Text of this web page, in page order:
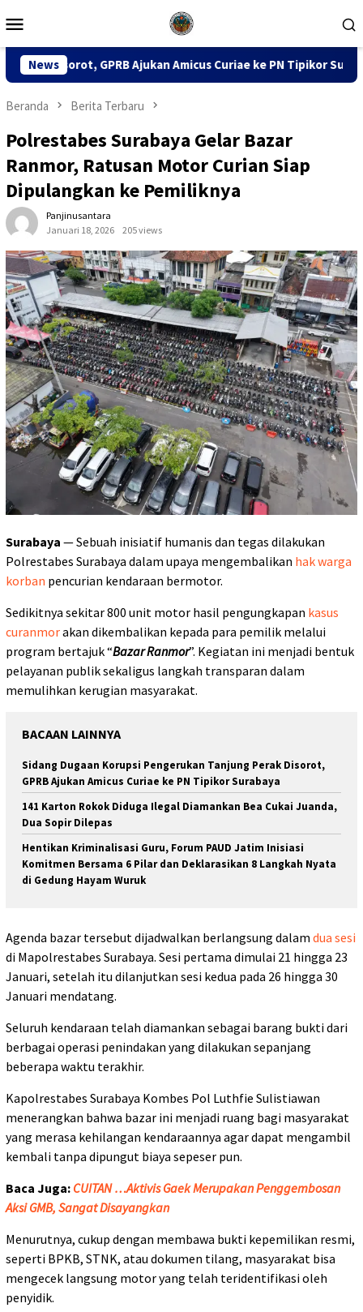
ke
Mobile
News
Amicus Curiae ke PN Tipikor Surabaya 141 Karton
Beranda Berita Terbaru
Polrestabes Surabaya Gelar Bazar
Ranmor, Ratusan Motor Curian Siap
Dipulangkan ke Pemiliknya
Panjinusantara
Januari 18, 2026
205 views
Surabaya — Sebuah inisiatif humanis dan tegas dilakukan
Polrestabes Surabaya dalam upaya mengembalikan hak warga
korban pencurian kendaraan bermotor.
Sedikitnya sekitar 800 unit motor hasil pengungkapan kasus
curanmorakan dikembalikan kepada para pemilik melalui
program bertajuk “Bazar Ranmor”. Kegiatan ini menjadi bentuk
pelayanan publik sekaligus langkah transparan dalam
memulihkan kerugian masyarakat.
BACAAN LAINNYA
Sidang Dugaan Korupsi Pengerukan Tanjung Perak Disorot,
GPRB Ajukan Amicus Curiae ke PN Tipikor Surabaya
141 Karton Rokok Diduga Ilegal Diamankan Bea Cukai Juanda,
Dua Sopir Dilepas
Hentikan Kriminalisasi Guru, Forum PAUD Jatim Inisiasi
Komitmen Bersama 6 Pilar dan Deklarasikan 8 Langkah Nyata
di Gedung Hayam Wuruk
Agenda bazar tersebut dijadwalkan berlangsung dalam dua sesi
di Mapolrestabes Surabaya. Sesi pertama dimulai 21 hingga 23
Januari, setelah itu dilanjutkan sesi kedua pada 26 hingga 30
Januari mendatang.
Seluruh kendaraan telah diamankan sebagai barang bukti dari
berbagai operasi penindakan yang dilakukan sepanjang
beberapa waktu terakhir.
Kapolrestabes Surabaya Kombes Pol Luthfie Sulistiawan
menerangkan bahwa bazar ini menjadi ruang bagi masyarakat
yang merasa kehilangan kendaraannya agar dapat mengambil
kembali tanpa dipungut biaya sepeser pun.
Baca Juga: CUITAN …Aktivis Gaek Merupakan Penggembosan
Aksi GMB, Sangat Disayangkan
Menurutnya, cukup dengan membawa bukti kepemilikan resmi,
seperti BPKB, STNK, atau dokumen tilang, masyarakat bisa
mengecek langsung motor yang telah teridentifikasi oleh
penyidik.